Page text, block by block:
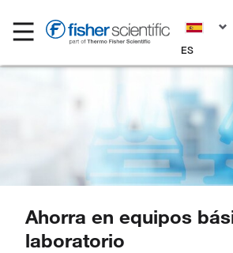
ES
Ahorra en equipos
laboratorio